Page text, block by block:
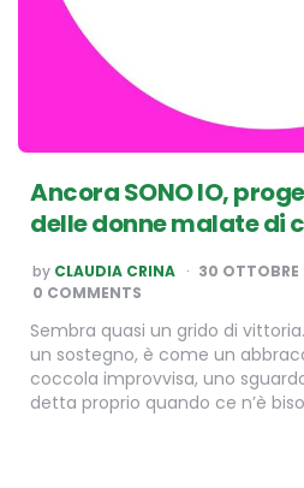
Ancora SONO IO,
delle donne malate di
POSTED
BY
by CLAUDIA CRINA 30 OTTOBRE
0 COMMENTS
Sembra quasi un grido di
un sostegno, è come un
coccola improvvisa, uno
detta proprio quando ce n’è